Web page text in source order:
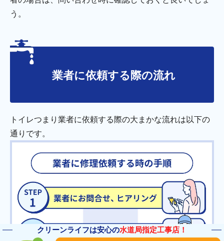
う。
業者に依頼する際の流れ
トイレつまり業者に依頼する際の大まかな流れは以下の
通りです。
クリーンライフは安心の水道局指定工事店！